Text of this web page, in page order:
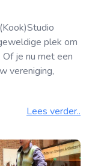
plek om
je nu met een
vereniging,
Lees verder..